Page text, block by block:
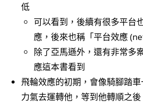
低
可以看到，後續有很多平台
應，後來也稱「平台效應
除了亞馬遜外，還有非常多
應這本書看到
飛輪效應的初期，會像騎腳踏
力氣去運轉他，等到他轉順之